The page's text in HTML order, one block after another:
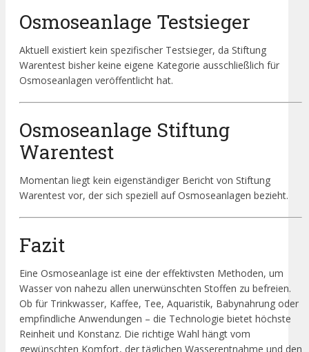
Osmoseanlage Testsieger
Aktuell existiert kein spezifischer Testsieger, da Stiftung
Warentest bisher keine eigene Kategorie ausschließlich für
Osmoseanlagen veröffentlicht hat.
Osmoseanlage Stiftung
Warentest
Momentan liegt kein eigenständiger Bericht von Stiftung
Warentest vor, der sich speziell auf Osmoseanlagen bezieht.
Fazit
Eine Osmoseanlage ist eine der effektivsten Methoden, um
Wasser von nahezu allen unerwünschten Stoffen zu befreien.
Ob für Trinkwasser, Kaffee, Tee, Aquaristik, Babynahrung oder
empfindliche Anwendungen – die Technologie bietet höchste
Reinheit und Konstanz. Die richtige Wahl hängt vom
gewünschten Komfort, der täglichen Wasserentnahme und den